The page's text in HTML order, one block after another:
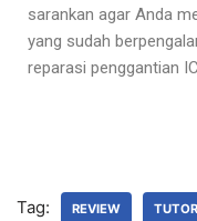
sarankan agar Anda
yang sudah
reparasi penggantian
Tag: REVIEW